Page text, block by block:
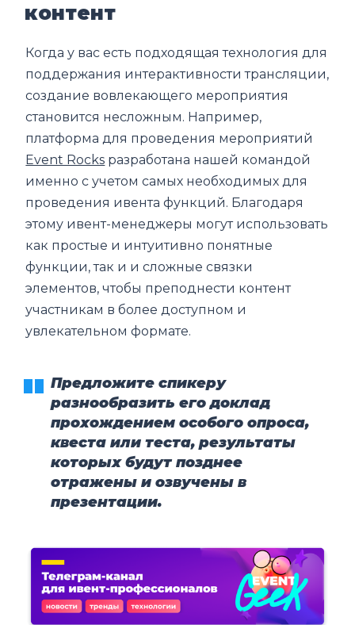
контент
Когда у вас есть подходящая технология для
поддержания интерактивности трансляции,
создание вовлекающего мероприятия
становится несложным. Например,
платформа для проведения мероприятий
Event Rocks разработана нашей командой
именно с учетом самых необходимых для
проведения ивента функций. Благодаря
этому ивент-менеджеры могут использовать
как простые и интуитивно понятные
функции, так и и сложные связки
элементов, чтобы преподнести контент
участникам в более доступном и
увлекательном формате.
Предложите спикеру
разнообразить его доклад
прохождением особого опроса,
квеста или теста, результаты
которых будут позднее
отражены и озвучены в
презентации.